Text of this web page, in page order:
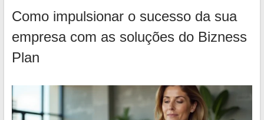
Como impulsionar o sucesso da sua
empresa com as soluções do Bizness
Plan